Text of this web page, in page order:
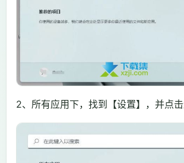
2、所有应用下，找到【设置】，并点击